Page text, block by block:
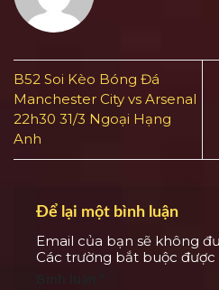
B52 Soi Kèo Bóng Đá
Manchester City vs Arsenal
22h30 31/3 Ngoại Hạng
Anh
Để lại một bình luận
Email của bạn sẽ không
Các trường bắt buộc được